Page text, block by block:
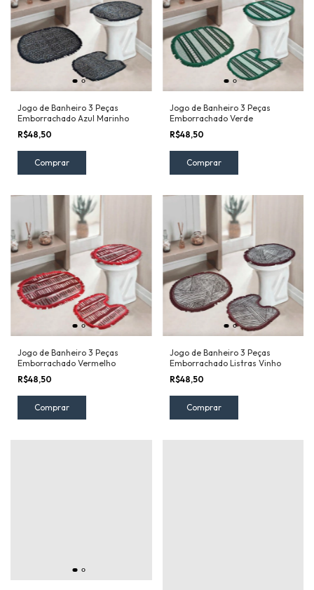
Jogo de Banheiro 3 Peças
Emborrachado Azul Marinho
R$48,50
Jogo de Banheiro 3 Peças
Emborrachado Verde
R$48,50
Jogo de Banheiro 3 Peças
Emborrachado Vermelho
R$48,50
Jogo de Banheiro 3 Peças
Emborrachado Listras Vinho
R$48,50